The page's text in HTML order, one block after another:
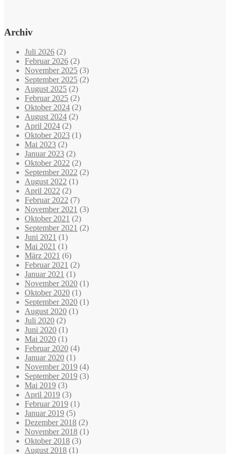
Archiv
Juli 2026 (2)
Februar 2026 (2)
November 2025 (3)
September 2025 (2)
August 2025 (2)
Februar 2025 (2)
Oktober 2024 (2)
August 2024 (2)
April 2024 (2)
Oktober 2023 (1)
Mai 2023 (2)
Januar 2023 (2)
Oktober 2022 (2)
September 2022 (2)
August 2022 (1)
April 2022 (2)
Februar 2022 (7)
November 2021 (3)
Oktober 2021 (2)
September 2021 (2)
Juni 2021 (1)
Mai 2021 (1)
März 2021 (6)
Februar 2021 (2)
Januar 2021 (1)
November 2020 (1)
Oktober 2020 (1)
September 2020 (1)
August 2020 (1)
Juli 2020 (2)
Juni 2020 (1)
Mai 2020 (1)
Februar 2020 (4)
Januar 2020 (1)
November 2019 (4)
September 2019 (3)
Mai 2019 (3)
April 2019 (3)
Februar 2019 (1)
Januar 2019 (5)
Dezember 2018 (2)
November 2018 (1)
Oktober 2018 (3)
August 2018 (1)